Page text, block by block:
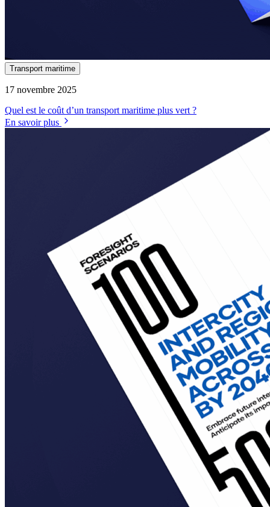
Transport maritime
17 novembre 2025
Quel est le coût d’un transport maritime plus vert ?
En savoir plus